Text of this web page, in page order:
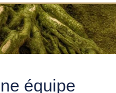
équipe